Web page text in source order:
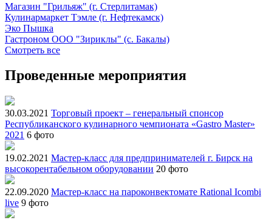
Магазин "Грильяж" (г. Стерлитамак)
Кулинармаркет Тэмле (г. Нефтекамск)
Эко Пышка
Гастроном ООО "Зириклы" (с. Бакалы)
Смотреть все
Проведенные мероприятия
30.03.2021 Торговый проект – генеральный спонсор
Республиканского кулинарного чемпионата «Gastro Master»
2021 6 фото
19.02.2021 Мастер-класс для предпринимателей г. Бирск на
высокорентабельном оборудовании 20 фото
22.09.2020 Мастер-класс на пароконвектомате Rational Icombi
live 9 фото